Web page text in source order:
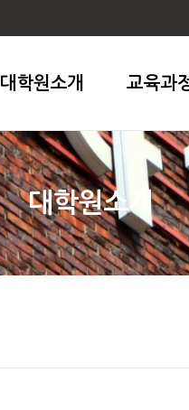
대학원소개 교육과
대학원소개